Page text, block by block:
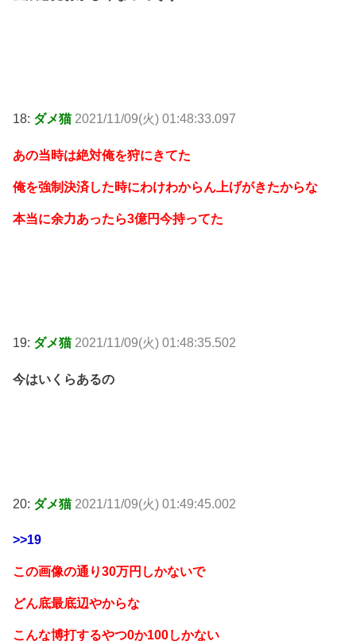
18: ダメ猫 2021/11/09(火) 01:48:33.097
あの当時は絶対俺を狩にきてた
俺を強制決済した時にわけわからん上げがきたからな
本当に余力あったら3億円今持ってた
19: ダメ猫 2021/11/09(火) 01:48:35.502
今はいくらあるの
20: ダメ猫 2021/11/09(火) 01:49:45.002
>>19
この画像の通り30万円しかないで
どん底最底辺やからな
こんな博打するやつ0か100しかない